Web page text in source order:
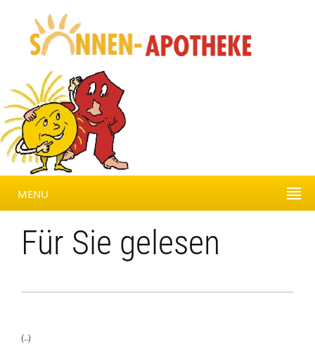
MENU
Für Sie gelesen
(..)